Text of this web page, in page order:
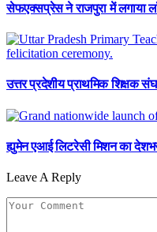
सेफएक्सप्रेस ने राजपुरा में लगाया
उत्तर प्रदेशीय प्राथमिक शिक्षक
ह्युमेन एआई लिटरेसी मिशन का
Leave A Reply